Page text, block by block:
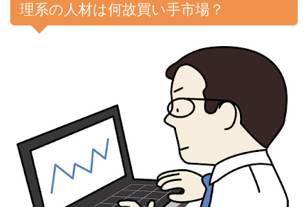
理系の人材は何故買い手市場？